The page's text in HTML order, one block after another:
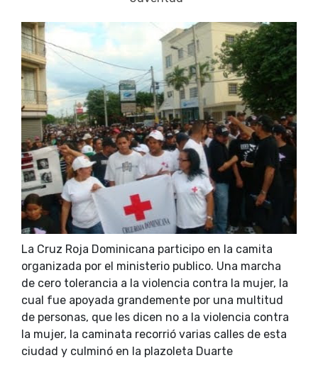
La Cruz Roja Dominicana participo en la camita
organizada por el ministerio publico. Una marcha
de cero tolerancia a la violencia contra la mujer, la
cual fue apoyada grandemente por una multitud
de personas, que les dicen no a la violencia contra
la mujer, la caminata recorrió varias calles de esta
ciudad y culminó en la plazoleta Duarte